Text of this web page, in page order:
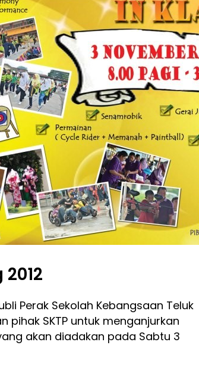
Perak Sekolah Kebangsaan Teluk
pihak SKTP untuk menganjurkan
akan diadakan pada Sabtu 3